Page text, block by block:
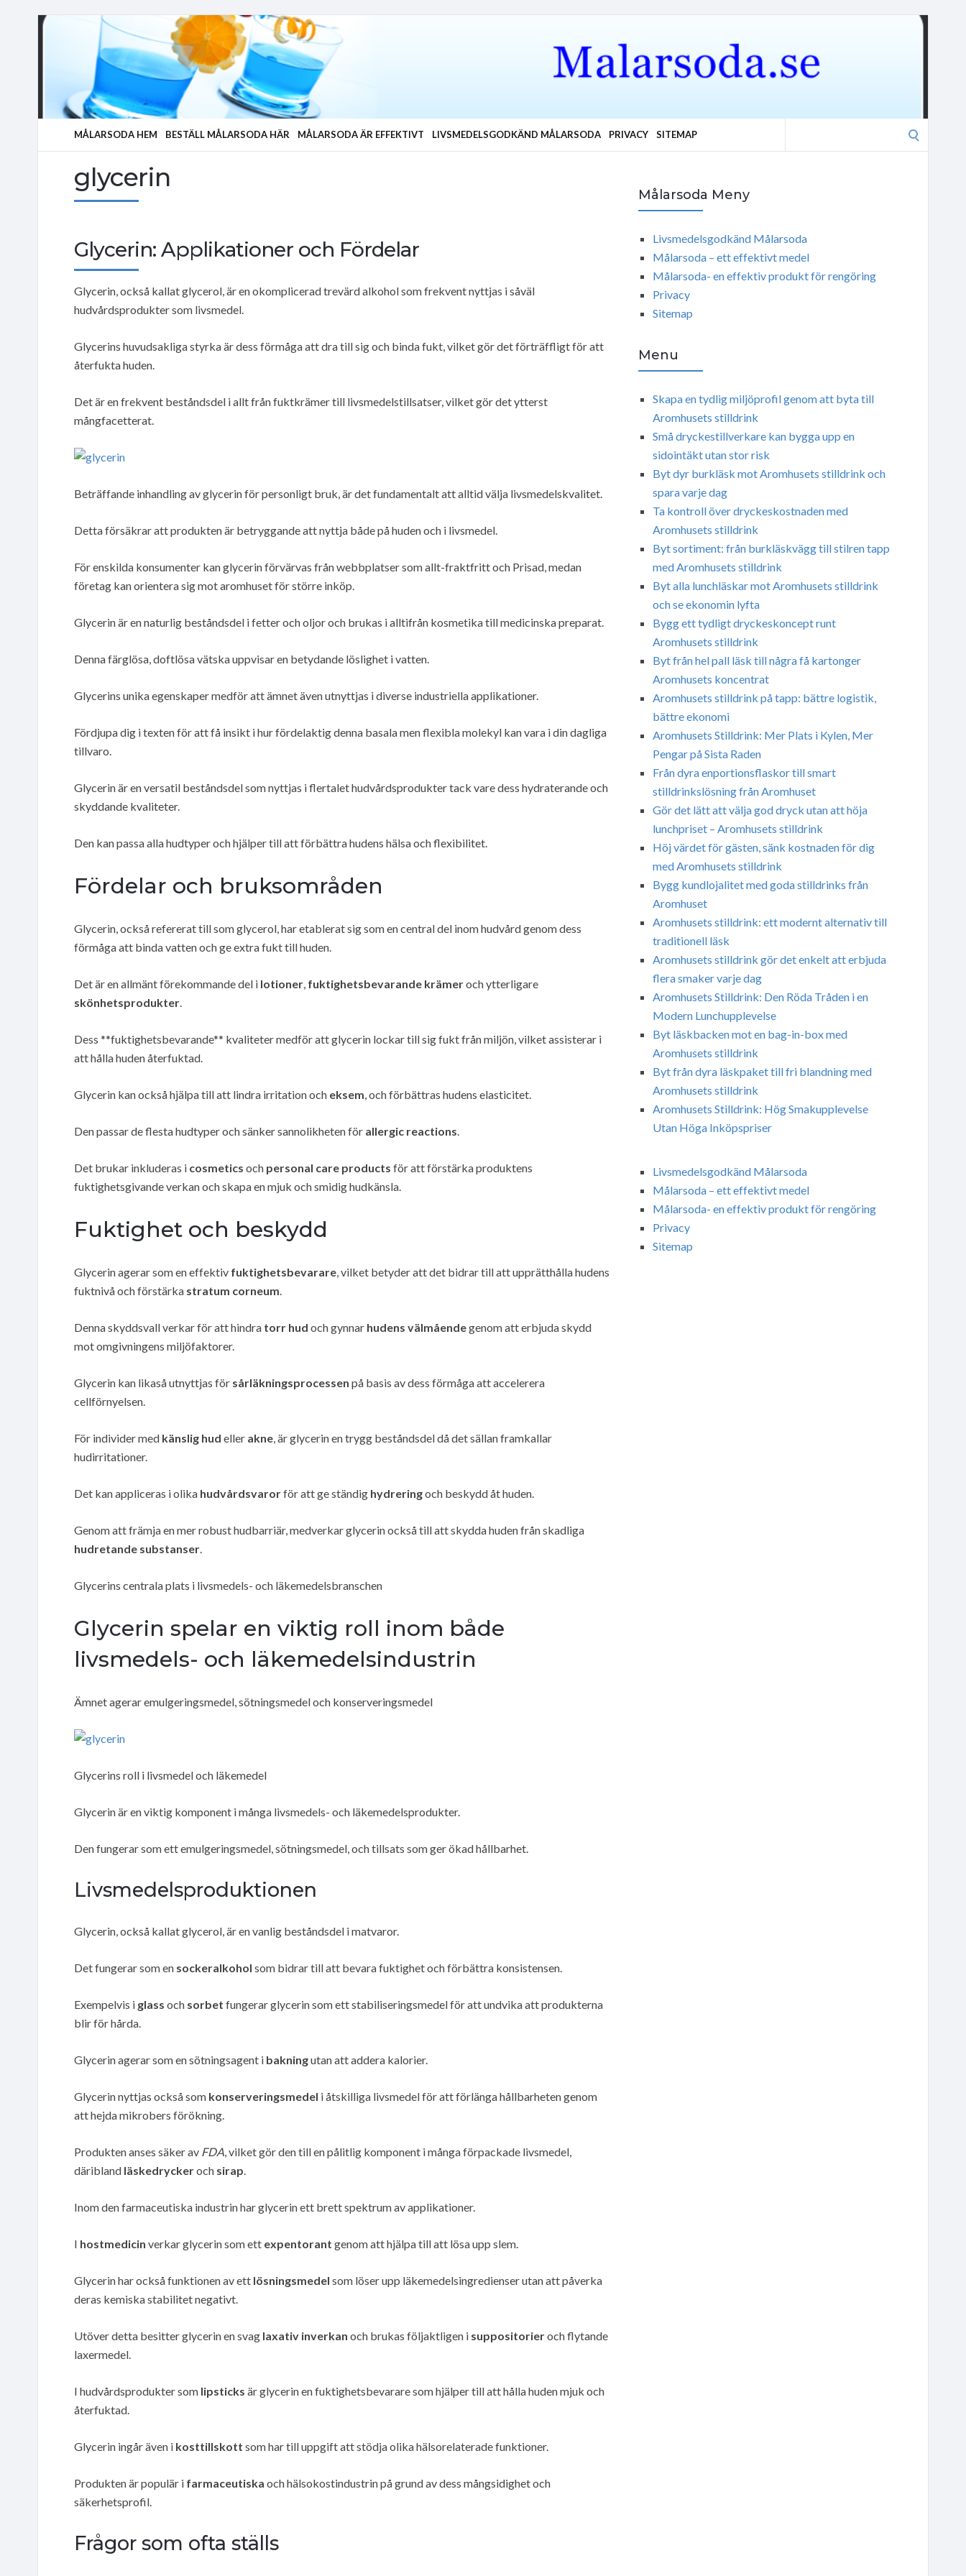
MÅLARSODA HEM BESTÄLL MÅLARSODA HÄR MÅLARSODA ÄR EFFEKTIVT LIVSMEDELSGODKÄND MÅLARSODA PRIVACY SITEMAP
glycerin
Glycerin: Applikationer och Fördelar
Glycerin, också kallat glycerol, är en okomplicerad trevärd alkohol som frekvent nyttjas i såväl
hudvårdsprodukter som livsmedel.
Glycerins huvudsakliga styrka är dess förmåga att dra till sig och binda fukt, vilket gör det förträffligt för att
återfukta huden.
Det är en frekvent beståndsdel i allt från fuktkrämer till livsmedelstillsatser, vilket gör det ytterst
mångfacetterat.
Beträffande inhandling av glycerin för personligt bruk, är det fundamentalt att alltid välja livsmedelskvalitet.
Detta försäkrar att produkten är betryggande att nyttja både på huden och i livsmedel.
För enskilda konsumenter kan glycerin förvärvas från webbplatser som allt-fraktfritt och Prisad, medan
företag kan orientera sig mot aromhuset för större inköp.
Glycerin är en naturlig beståndsdel i fetter och oljor och brukas i alltifrån kosmetika till medicinska preparat.
Denna färglösa, doftlösa vätska uppvisar en betydande löslighet i vatten.
Glycerins unika egenskaper medför att ämnet även utnyttjas i diverse industriella applikationer.
Fördjupa dig i texten för att få insikt i hur fördelaktig denna basala men flexibla molekyl kan vara i din dagliga
tillvaro.
Glycerin är en versatil beståndsdel som nyttjas i flertalet hudvårdsprodukter tack vare dess hydraterande och
skyddande kvaliteter.
Den kan passa alla hudtyper och hjälper till att förbättra hudens hälsa och flexibilitet.
Fördelar och bruksområden
Glycerin, också refererat till som glycerol, har etablerat sig som en central del inom hudvård genom dess
förmåga att binda vatten och ge extra fukt till huden.
Det är en allmänt förekommande del i lotioner, fuktighetsbevarande krämeroch ytterligare
skönhetsprodukter.
Dess **fuktighetsbevarande** kvaliteter medför att glycerin lockar till sig fukt från miljön, vilket assisterar i
att hålla huden återfuktad.
Glycerin kan också hjälpa till att lindra irritation och eksem, och förbättras hudens elasticitet.
Den passar de flesta hudtyper och sänker sannolikheten för allergic reactions.
Det brukar inkluderas i cosmetics och personal care products för att förstärka produktens
fuktighetsgivande verkan och skapa en mjuk och smidig hudkänsla.
Fuktighet och beskydd
Glycerin agerar som en effektiv fuktighetsbevarare, vilket betyder att det bidrar till att upprätthålla hudens
fuktnivå och förstärka stratum corneum.
Denna skyddsvall verkar för att hindra torr hud och gynnar hudens välmåendegenom att erbjuda skydd
mot omgivningens miljöfaktorer.
Glycerin kan likaså utnyttjas för sårläkningsprocessen på basis av dess förmåga att accelerera
cellförnyelsen.
För individer med känslig hud eller akne, är glycerin en trygg beståndsdel då det sällan framkallar
hudirritationer.
Det kan appliceras i olika hudvårdsvarorför att ge ständig hydreringoch beskydd åt huden.
Genom att främja en mer robust hudbarriär, medverkar glycerin också till att skydda huden från skadliga
hudretande substanser.
Glycerins centrala plats i livsmedels- och läkemedelsbranschen
Glycerin spelar en viktig roll inom både
livsmedels- och läkemedelsindustrin
Ämnet agerar emulgeringsmedel, sötningsmedel och konserveringsmedel
Glycerins roll i livsmedel och läkemedel
Glycerin är en viktig komponent i många livsmedels- och läkemedelsprodukter.
Den fungerar som ett emulgeringsmedel, sötningsmedel, och tillsats som ger ökad hållbarhet.
Livsmedelsproduktionen
Glycerin, också kallat glycerol, är en vanlig beståndsdel i matvaror.
Det fungerar som en sockeralkohol som bidrar till att bevara fuktighet och förbättra konsistensen.
Exempelvis i glass och sorbet fungerar glycerin som ett stabiliseringsmedel för att undvika att produkterna
blir för hårda.
Glycerin agerar som en sötningsagent i bakningutan att addera kalorier.
Glycerin nyttjas också som konserveringsmedel i åtskilliga livsmedel för att förlänga hållbarheten genom
att hejda mikrobers förökning.
Produkten anses säker av FDA, vilket gör den till en pålitlig komponent i många förpackade livsmedel,
däribland läskedryckeroch sirap.
Inom den farmaceutiska industrin har glycerin ett brett spektrum av applikationer.
I hostmedicin verkar glycerin som ett expentorant genom att hjälpa till att lösa upp slem.
Glycerin har också funktionen av ett lösningsmedel som löser upp läkemedelsingredienser utan att påverka
deras kemiska stabilitet negativt.
Utöver detta besitter glycerin en svag laxativ inverkan och brukas följaktligen i suppositorieroch flytande
laxermedel.
I hudvårdsprodukter som lipsticks är glycerin en fuktighetsbevarare som hjälper till att hålla huden mjuk och
återfuktad.
Glycerin ingår även i kosttillskott som har till uppgift att stödja olika hälsorelaterade funktioner.
Produkten är populär i farmaceutiska och hälsokostindustrin på grund av dess mångsidighet och
säkerhetsprofil.
Frågor som ofta ställs
Målarsoda Meny
Livsmedelsgodkänd Målarsoda
Målarsoda – ett effektivt medel
Målarsoda- en effektiv produkt för rengöring
Privacy
Sitemap
Menu
Skapa en tydlig miljöprofil genom att byta till
Aromhusets stilldrink
Små dryckestillverkare kan bygga upp en
sidointäkt utan stor risk
Byt dyr burkläsk mot Aromhusets stilldrink och
spara varje dag
Ta kontroll över dryckeskostnaden med
Aromhusets stilldrink
Byt sortiment: från burkläskvägg till stilren tapp
med Aromhusets stilldrink
Byt alla lunchläskar mot Aromhusets stilldrink
och se ekonomin lyfta
Bygg ett tydligt dryckeskoncept runt
Aromhusets stilldrink
Byt från hel pall läsk till några få kartonger
Aromhusets koncentrat
Aromhusets stilldrink på tapp: bättre logistik,
bättre ekonomi
Aromhusets Stilldrink: Mer Plats i Kylen, Mer
Pengar på Sista Raden
Från dyra enportionsflaskor till smart
stilldrinkslösning från Aromhuset
Gör det lätt att välja god dryck utan att höja
lunchpriset – Aromhusets stilldrink
Höj värdet för gästen, sänk kostnaden för dig
med Aromhusets stilldrink
Bygg kundlojalitet med goda stilldrinks från
Aromhuset
Aromhusets stilldrink: ett modernt alternativ till
traditionell läsk
Aromhusets stilldrink gör det enkelt att erbjuda
flera smaker varje dag
Aromhusets Stilldrink: Den Röda Tråden i en
Modern Lunchupplevelse
Byt läskbacken mot en bag-in-box med
Aromhusets stilldrink
Byt från dyra läskpaket till fri blandning med
Aromhusets stilldrink
Aromhusets Stilldrink: Hög Smakupplevelse
Utan Höga Inköpspriser
Livsmedelsgodkänd Målarsoda
Målarsoda – ett effektivt medel
Målarsoda- en effektiv produkt för rengöring
Privacy
Sitemap